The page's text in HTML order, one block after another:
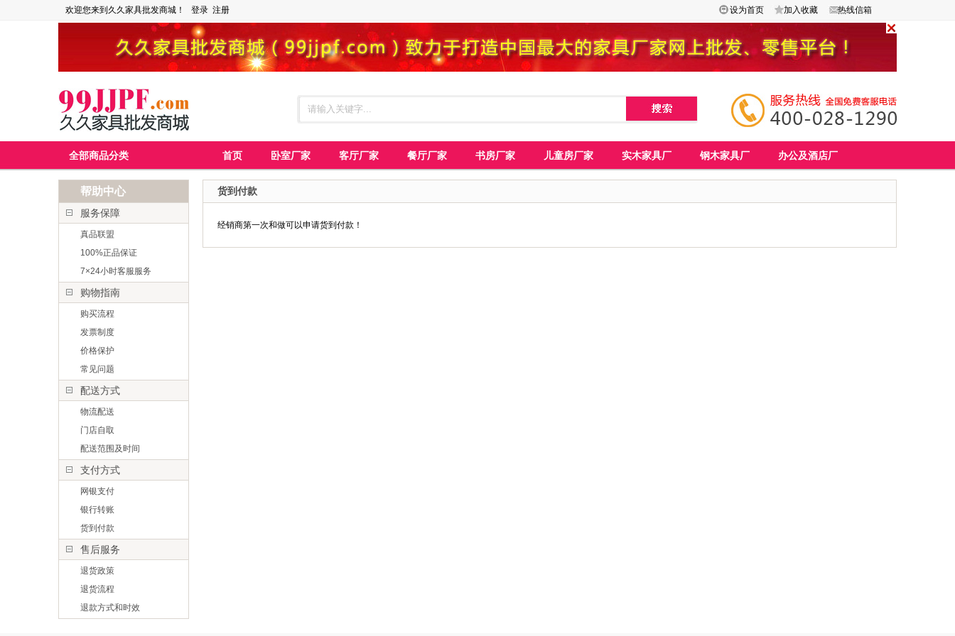
欢迎您来到久久家具批发商城！ 登录 注册 设为首页 加入收藏 热线信箱
全部商品分类 首页 卧室厂家 客厅厂家 餐厅厂家 书房厂家 儿童房厂家 实木家具厂 钢木家具厂 办公及酒店厂
帮助中心
服务保障
真品联盟
100%正品保证
7×24小时客服服务
购物指南
购买流程
发票制度
价格保护
常见问题
配送方式
物流配送
门店自取
配送范围及时间
支付方式
网银支付
银行转账
货到付款
售后服务
退货政策
退货流程
退款方式和时效
货到付款
经销商第一次和做可以申请货到付款！